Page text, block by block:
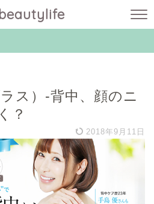
ス）-背中、顔のニ
？
2018年9月11日